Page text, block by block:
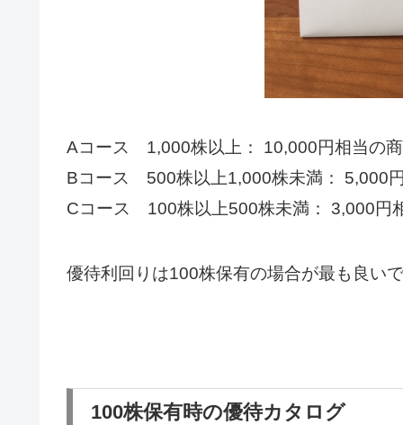
Aコース 1,000株以上： 10,000円相当の
Bコース 500株以上1,000株未満： 5,000
Cコース 100株以上500株未満： 3,000円
優待利回りは100株保有の場合が最も良い
100株保有時の優待カタログ